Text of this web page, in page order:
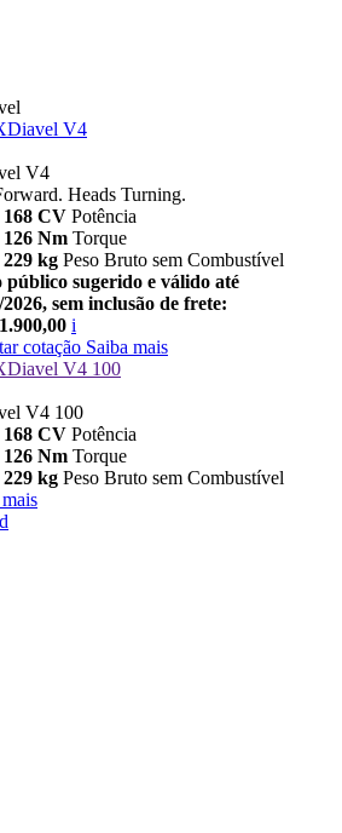
V4
V4
Heads Turning.
168 CV Potência
126 Nm Torque
229 kg Peso Bruto sem Combustível
público sugerido e válido até
2026, sem inclusão de frete:
i
cotação Saiba mais
V4 100
V4 100
168 CV Potência
126 Nm Torque
229 kg Peso Bruto sem Combustível